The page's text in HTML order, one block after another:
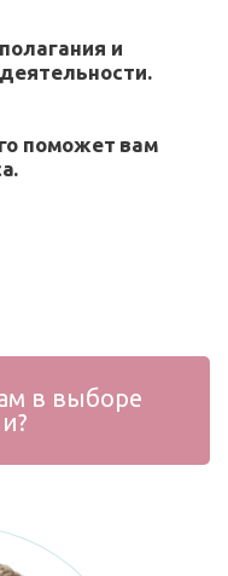
и
поможет вам
в выборе